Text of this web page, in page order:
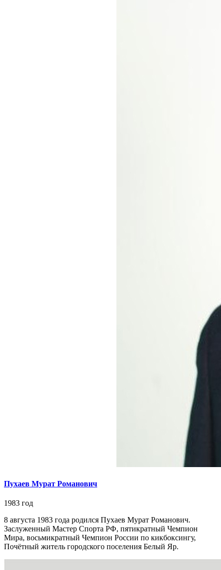
Пухаев Мурат Романович
1983 год
8 августа 1983 года родился Пухаев Мурат Романович.
Заслуженный Мастер Спорта РФ, пятикратный Чемпион
Мира, восьмикратный Чемпион России по кикбоксингу,
Почётный житель городского поселения Белый Яр.